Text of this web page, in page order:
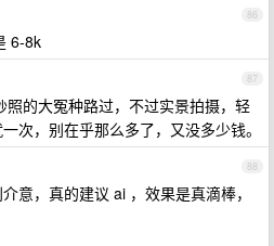
86
6-8k
87
照的大冤种路过，不过实景拍摄，轻
次，别在乎那么多了，又没多少钱。
88
意，真的建议 ai ，效果是真滴棒，